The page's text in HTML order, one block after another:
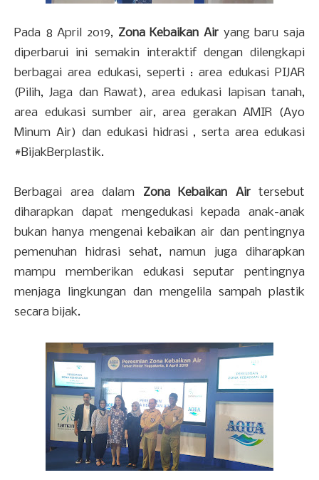
Pada 8 April 2019, Zona Kebaikan Air yang baru saja
diperbarui ini semakin interaktif dengan dilengkapi
berbagai area edukasi, seperti : area edukasi PIJAR
(Pilih, Jaga dan Rawat), area edukasi lapisan tanah,
area edukasi sumber air, area gerakan AMIR (Ayo
Minum Air) dan edukasi hidrasi , serta area edukasi
#BijakBerplastik.
Berbagai area dalam Zona Kebaikan Airtersebut
diharapkan dapat mengedukasi kepada anak-anak
bukan hanya mengenai kebaikan air dan pentingnya
pemenuhan hidrasi sehat, namun juga diharapkan
mampu memberikan edukasi seputar pentingnya
menjaga lingkungan dan mengelila sampah plastik
secara bijak.